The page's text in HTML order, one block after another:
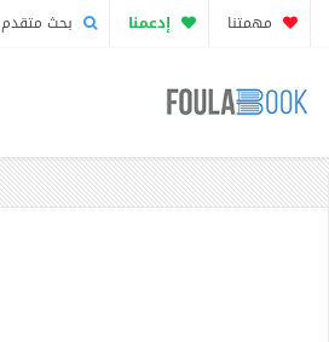
مهمتنا إدعمنا بحث متقدم